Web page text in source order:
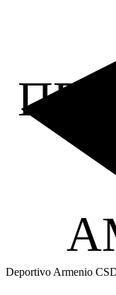
Deportivo Armenio